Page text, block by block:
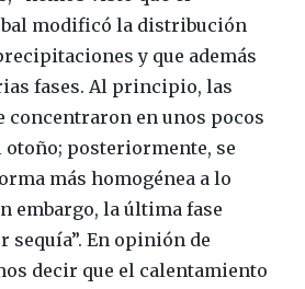
modificó la distribución
y que además
fases. Al principio, las
concentraron en unos pocos
otoño; posteriormente, se
más homogénea a lo
embargo, la última fase
sequía”. En opinión de
decir que el calentamiento